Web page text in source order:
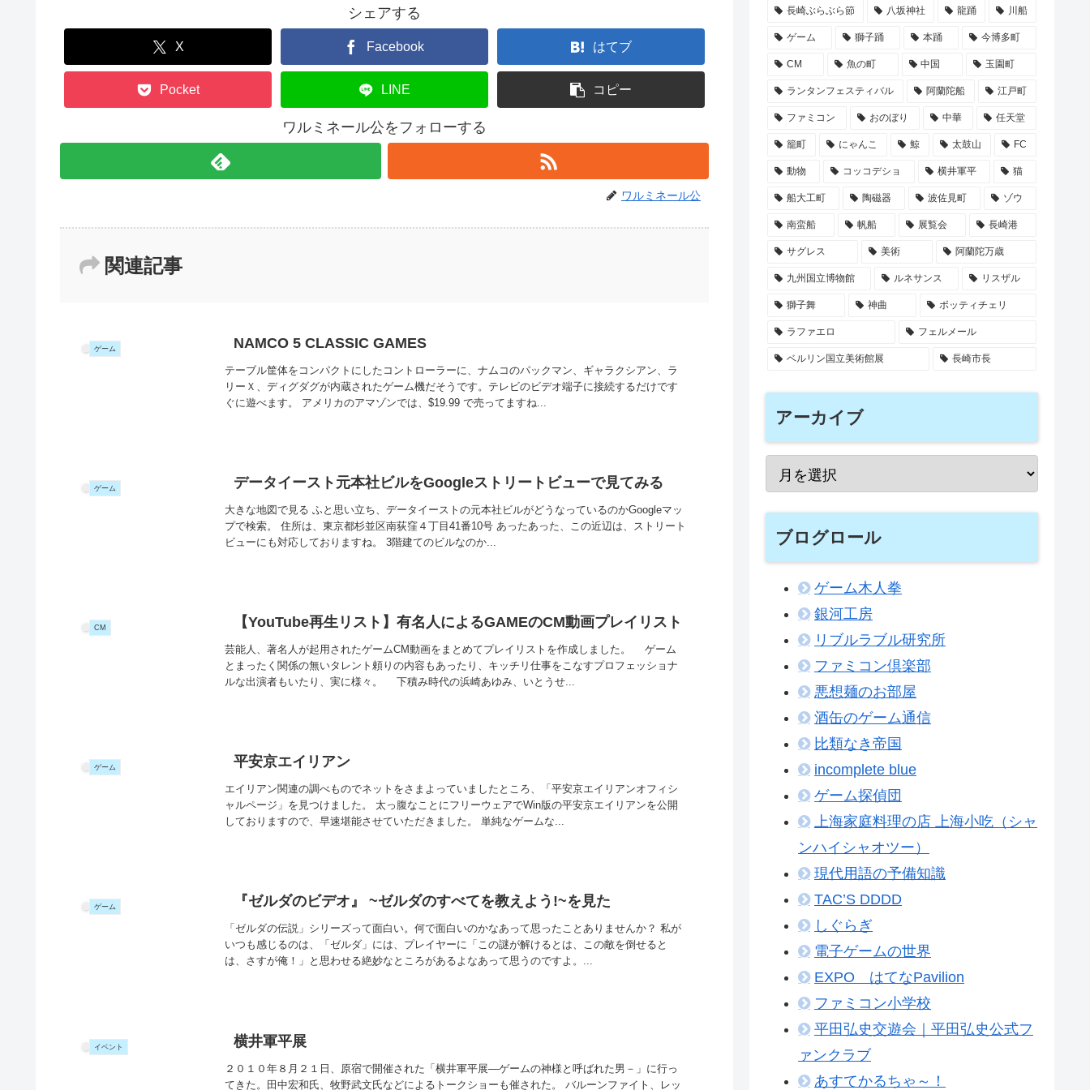
シェアする
X Facebook はてブ
Pocket LINE コピー
ワルミネール公をフォローする
ワルミネール公
関連記事
ゲーム NAMCO 5 CLASSIC GAMES
テーブル筐体をコンパクトにしたコントローラーに、ナムコのパックマン、ギャラクシアン、ラ
リーＸ、ディグダグが内蔵されたゲーム機だそうです。テレビのビデオ端子に接続するだけです
ぐに遊べます。 アメリカのアマゾンでは、$19.99 で売ってますね...
ゲーム データイースト元本社ビルをGoogleストリートビューで見てみる
大きな地図で見る ふと思い立ち、データイーストの元本社ビルがどうなっているのかGoogleマッ
プで検索。 住所は、東京都杉並区南荻窪４丁目41番10号 あったあった、この近辺は、ストリート
ビューにも対応しておりますね。 3階建てのビルなのか...
CM 【YouTube再生リスト】有名人によるGAMEのCM動画プレイリスト
芸能人、著名人が起用されたゲームCM動画をまとめてプレイリストを作成しました。 ゲーム
とまったく関係の無いタレント頼りの内容もあったり、キッチリ仕事をこなすプロフェッショナ
ルな出演者もいたり、実に様々。 下積み時代の浜崎あゆみ、いとうせ...
ゲーム 平安京エイリアン
エイリアン関連の調べものでネットをさまよっていましたところ、「平安京エイリアンオフィシ
ャルページ」を見つけました。 太っ腹なことにフリーウェアでWin版の平安京エイリアンを公開
しておりますので、早速堪能させていただきました。 単純なゲームな...
ゲーム 『ゼルダのビデオ』 ~ゼルダのすべてを教えよう!~を見た
「ゼルダの伝説」シリーズって面白い。何で面白いのかなあって思ったことありませんか？ 私が
いつも感じるのは、「ゼルダ」には、プレイヤーに「この謎が解けるとは、この敵を倒せると
は、さすが俺！」と思わせる絶妙なところがあるよなあって思うのですよ。...
イベント 横井軍平展
２０１０年８月２１日、原宿で開催された「横井軍平展―ゲームの神様と呼ばれた男－」に行っ
てきた。田中宏和氏、牧野武文氏などによるトークショーも催された。 バルーンファイト、レッ
長崎ぶらぶら節 八坂神社 龍踊 川船
ゲーム 獅子踊 本踊 今博多町
CM 魚の町 中国 玉園町
ランタンフェスティバル 阿蘭陀船 江戸町
ファミコン おのぼり 中華 任天堂
籠町 にゃんこ 鯨 太鼓山 FC
動物 コッコデショ 横井軍平 猫
船大工町 陶磁器 波佐見町 ゾウ
南蛮船 帆船 展覧会 長崎港
サグレス 美術 阿蘭陀万歳
九州国立博物館 ルネサンス リスザル
獅子舞 神曲 ボッティチェリ
ラファエロ フェルメール
ベルリン国立美術館展 長崎市長
アーカイブ
ブログロール
ゲーム木人拳
銀河工房
リブルラブル研究所
ファミコン倶楽部
悪想麺のお部屋
酒缶のゲーム通信
比類なき帝国
incomplete blue
ゲーム探偵団
上海家庭料理の店 上海小吃（シャ
ンハイシャオツー）
現代用語の予備知識
TAC’S DDDD
しぐらぎ
電子ゲームの世界
EXPO はてなPavilion
ファミコン小学校
平田弘史交遊会｜平田弘史公式フ
ァンクラブ
あすてかるちゃ～！